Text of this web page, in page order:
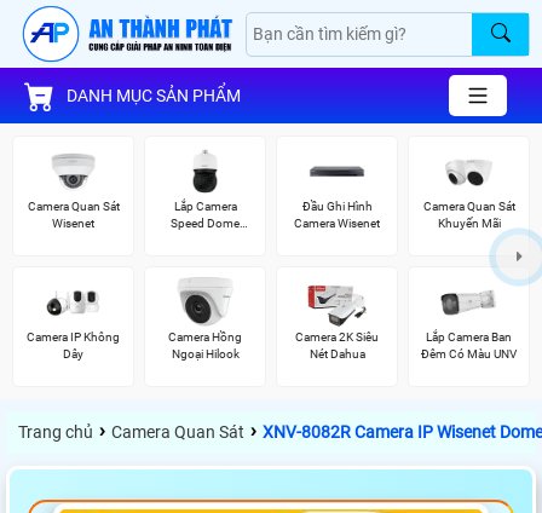
DANH MỤC SẢN PHẨM
Camera Quan Sát
Wisenet
Lắp Camera
Speed Dome
Đầu Ghi Hình
Camera Wisenet
Camera Quan Sát
Khuyến Mãi
Camera IP Không
Dây
Camera Hồng
Ngoại Hilook
Camera 2K Siêu
Nét Dahua
Lắp Camera Ban
Đêm Có Màu UNV
Trang chủ › Camera Quan Sát › XNV-8082R Camera IP Wisenet